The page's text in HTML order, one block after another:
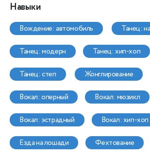
Навыки
вождение: автомобиль танец:
танец: модерн танец: хип-хоп
танец: степ жонглирование
вокал: оперный вокал: мюзикл
вокал: эстрадный вокал: хип-хоп
езда на лошади фехтование